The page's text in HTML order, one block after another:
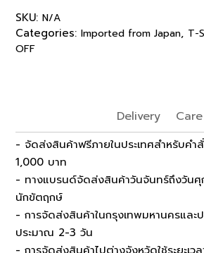
SKU: N/A
Categories: Imported from Japan, T-
OFF
Delivery Care
- จัดส่งสินค้าฟรีภายในประเทศสำหรับค
1,000 บาท
- ทางแบรนด์จัดส่งสินค้าวันจันทร์ถึงวันศุ
นักขัตฤกษ์
- การจัดส่งสินค้าในกรุงเทพมหานครและป
ประมาณ 2-3 วัน
- การจัดส่งสินค้าไปต่างจังหวัดใช้ระยะเ